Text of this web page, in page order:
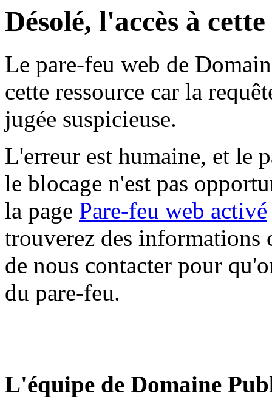
Désolé, l'accès à
Le pare-feu web de
cette ressource car la
jugée suspicieuse.
L'erreur est humaine, et le
le blocage n'est pas
la page Pare-feu web activé
trouverez des informations
de nous contacter pour
du pare-feu.
L'équipe de Domaine